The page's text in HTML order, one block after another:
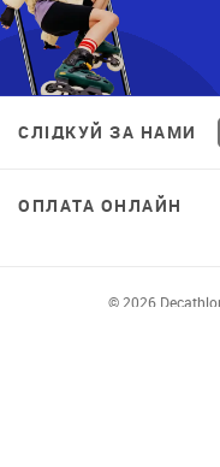
СЛІДКУЙ ЗА НАМИ
ОПЛАТА ОНЛАЙН
© 2026